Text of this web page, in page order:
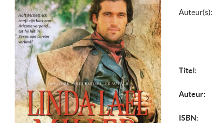
Auteur(s):
Titel:
Auteur:
ISBN: